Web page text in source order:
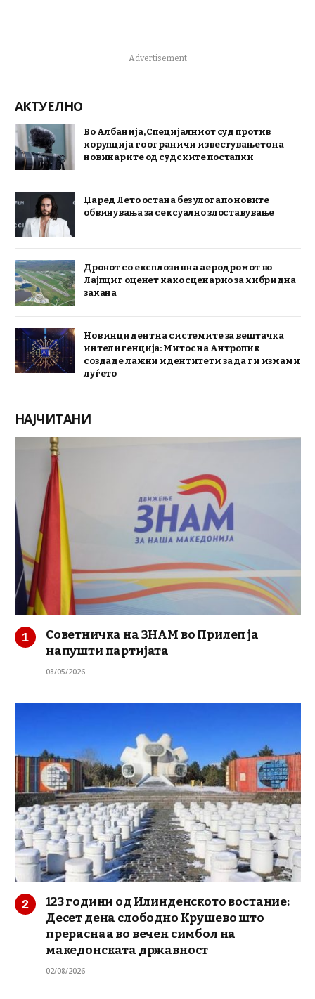
Advertisement
АКТУЕЛНО
Во Албанија, Специјалниот суд против
корупција го ограничи известувањето на
новинарите од судските постапки
Џаред Лето остана без улога по новите
обвинувања за сексуално злоставување
Дронот со експлозив на аеродромот во
Лајпциг оценет како сценарио за хибридна
закана
Нов инцидент на системите за вештачка
интелигенција: Митос на Антропик
создаде лажни идентитети за да ги измами
луѓето
НАЈЧИТАНИ
Советничка на ЗНАМ во Прилеп ја
напушти партијата
08/05/2026
123 години од Илинденското востание:
Десет дена слободно Крушево што
прераснаа во вечен симбол на
македонската државност
02/08/2026